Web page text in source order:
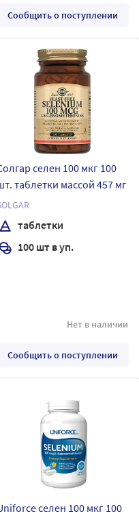
Сообщить о поступлении
селен 100 мкг 100
таблетки массой 457 мг
таблетки
100 шт в уп.
Нет в наличии
Сообщить о поступлении
селен 100 мкг 100